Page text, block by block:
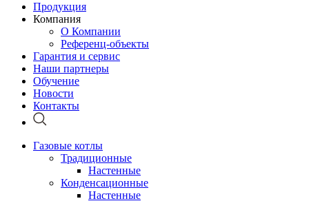
Продукция
Компания
О Компании
Референц-объекты
Гарантия и сервис
Наши партнеры
Обучение
Новости
Контакты
Газовые котлы
Традиционные
Настенные
Конденсационные
Настенные